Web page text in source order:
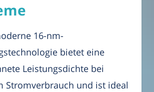
16-nm-
bietet eine
Leistungsdichte bei
Stromverbrauch und ist ideal